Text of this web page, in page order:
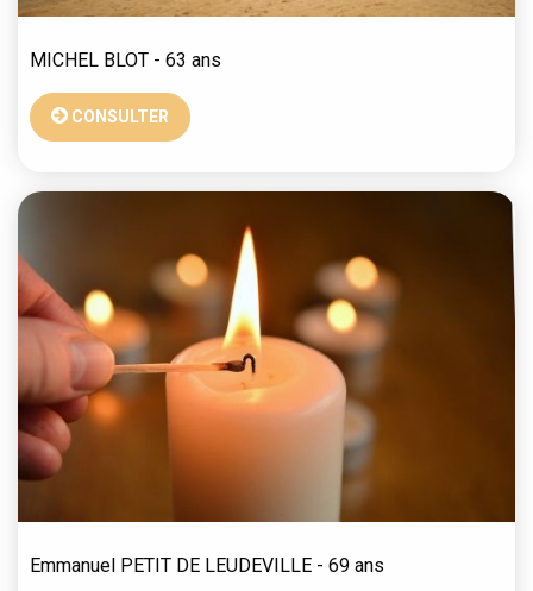
MICHEL BLOT - 63 ans
CONSULTER
Emmanuel PETIT DE LEUDEVILLE - 69 ans